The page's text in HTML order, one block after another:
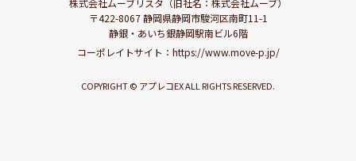
株式会社ムーブリスタ（旧社名：株式会社ムーブ）
〒422-8067 静岡県静岡市駿河区南町11-1
静銀・あいち銀静岡駅南ビル6階
コーポレイトサイト： https://www.move-p.jp/
COPYRIGHT © アプレコEX ALL RIGHTS RESERVED.